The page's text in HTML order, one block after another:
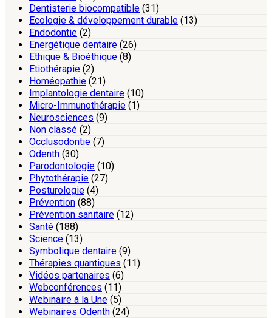
Dentisterie biocompatible (31)
Ecologie & développement durable (13)
Endodontie (2)
Energétique dentaire (26)
Ethique & Bioéthique (8)
Etiothérapie (2)
Homéopathie (21)
Implantologie dentaire (10)
Micro-Immunothérapie (1)
Neurosciences (9)
Non classé (2)
Occlusodontie (7)
Odenth (30)
Parodontologie (10)
Phytothérapie (27)
Posturologie (4)
Prévention (88)
Prévention sanitaire (12)
Santé (188)
Science (13)
Symbolique dentaire (9)
Thérapies quantiques (11)
Vidéos partenaires (6)
Webconférences (11)
Webinaire à la Une (5)
Webinaires Odenth (24)